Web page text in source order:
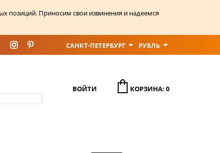
позиций. Приносим свои извинения и надеемся
САНКТ-ПЕТЕРБУРГ РУБЛЬ
ВОЙТИ КОРЗИНА: 0